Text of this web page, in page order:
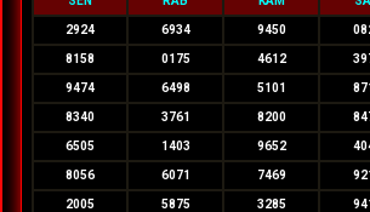
2924 6934 9450
8158 0175 4612
9474 6498 5101
8340 3761 8200
6505 1403 9652
8056 6071 7469
2005 5875 3285